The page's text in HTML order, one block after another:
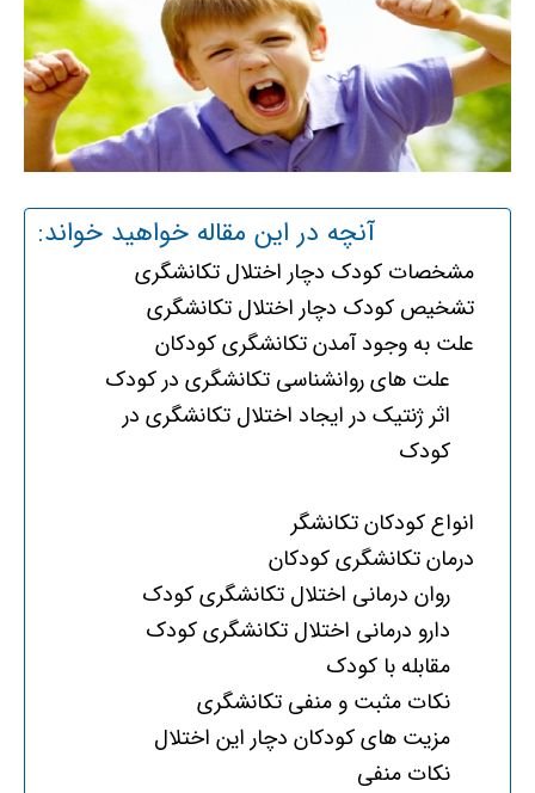
آنچه در این مقاله خواهید خواند:
مشخصات کودک دچار اختلال تکانشگری
تشخیص کودک دچار اختلال تکانشگری
علت به وجود آمدن تکانشگری کودکان
علت های روانشناسی تکانشگری در کودک
اثر ژنتیک در ایجاد اختلال تکانشگری در
کودک
انواع کودکان تکانشگر
درمان تکانشگری کودکان
روان درمانی اختلال تکانشگری کودک
دارو درمانی اختلال تکانشگری کودک
مقابله با کودک
نکات مثبت و منفی تکانشگری
مزیت های کودکان دچار این اختلال
نکات منفی